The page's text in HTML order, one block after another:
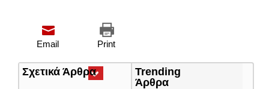
Print
Email
Σχετικά Άρθρα(ενεργή
καρτέλα)
Trending
Άρθρα